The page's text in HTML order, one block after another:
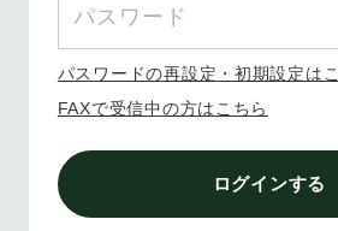
パスワードの再設定・初期設定は
FAXで受信中の方はこちら
ログインする